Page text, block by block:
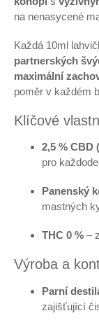
na nenasycené
Každá 10ml
partnerských
maximální
poměr v každém
Klíčové
2,5 % CBD
pro
Panenský
mastných
THC 0 % –
Výroba a
Parní
zajišťující